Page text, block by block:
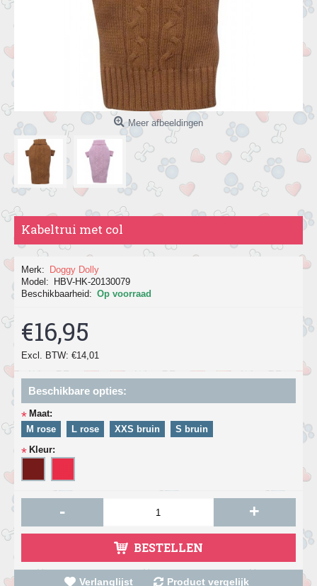
Meer afbeeldingen
Kabeltrui met col
Merk:
Doggy Dolly
Model:
HBV-HK-20130079
Beschikbaarheid: Op voorraad
€16,95
Excl. BTW: €14,01
Beschikbare opties:
* Maat:
M rose
L rose XXS bruin S bruin
* Kleur:
- +
BESTELLEN
Verlanglijst Product vergelijk